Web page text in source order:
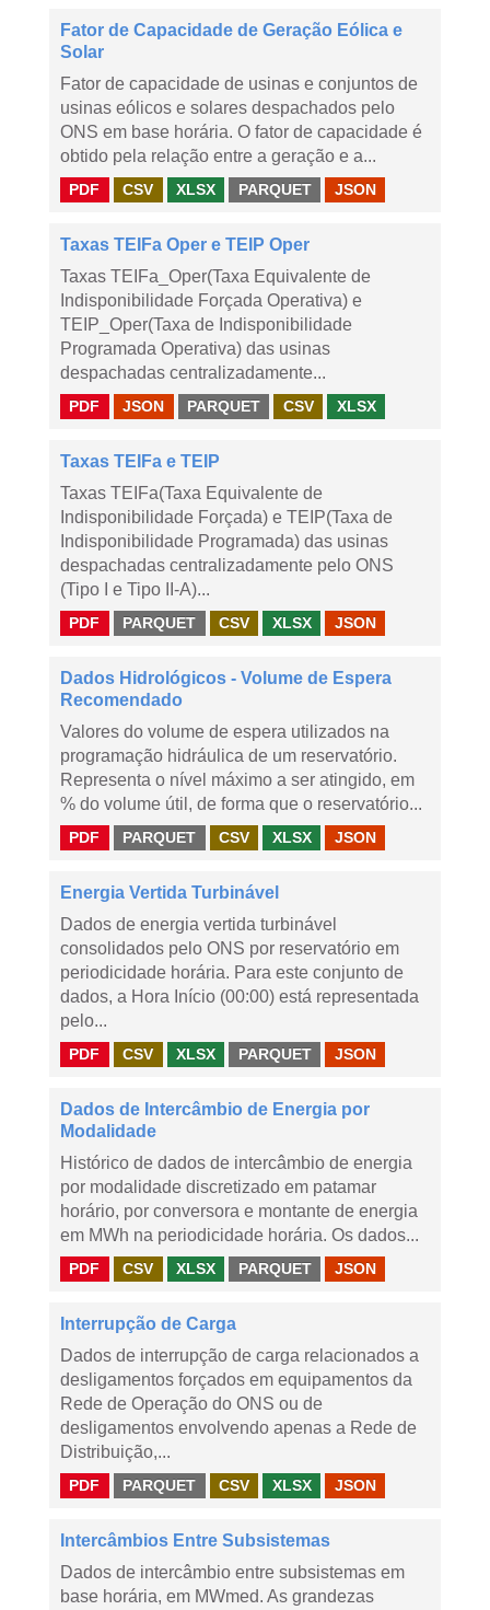
Fator de Capacidade de Geração Eólica e
Solar
Fator de capacidade de usinas e conjuntos de
usinas eólicos e solares despachados pelo
ONS em base horária. O fator de capacidade é
obtido pela relação entre a geração e a...
PDF CSV XLSX PARQUET JSON
Taxas TEIFa Oper e TEIP Oper
Taxas TEIFa_Oper(Taxa Equivalente de
Indisponibilidade Forçada Operativa) e
TEIP_Oper(Taxa de Indisponibilidade
Programada Operativa) das usinas
despachadas centralizadamente...
PDF JSON PARQUET CSV XLSX
Taxas TEIFa e TEIP
Taxas TEIFa(Taxa Equivalente de
Indisponibilidade Forçada) e TEIP(Taxa de
Indisponibilidade Programada) das usinas
despachadas centralizadamente pelo ONS
(Tipo I e Tipo II-A)...
PDF PARQUET CSV XLSX JSON
Dados Hidrológicos - Volume de Espera
Recomendado
Valores do volume de espera utilizados na
programação hidráulica de um reservatório.
Representa o nível máximo a ser atingido, em
% do volume útil, de forma que o reservatório...
PDF PARQUET CSV XLSX JSON
Energia Vertida Turbinável
Dados de energia vertida turbinável
consolidados pelo ONS por reservatório em
periodicidade horária. Para este conjunto de
dados, a Hora Início (00:00) está representada
pelo...
PDF CSV XLSX PARQUET JSON
Dados de Intercâmbio de Energia por
Modalidade
Histórico de dados de intercâmbio de energia
por modalidade discretizado em patamar
horário, por conversora e montante de energia
em MWh na periodicidade horária. Os dados...
PDF CSV XLSX PARQUET JSON
Interrupção de Carga
Dados de interrupção de carga relacionados a
desligamentos forçados em equipamentos da
Rede de Operação do ONS ou de
desligamentos envolvendo apenas a Rede de
Distribuição,...
PDF PARQUET CSV XLSX JSON
Intercâmbios Entre Subsistemas
Dados de intercâmbio entre subsistemas em
base horária, em MWmed. As grandezas